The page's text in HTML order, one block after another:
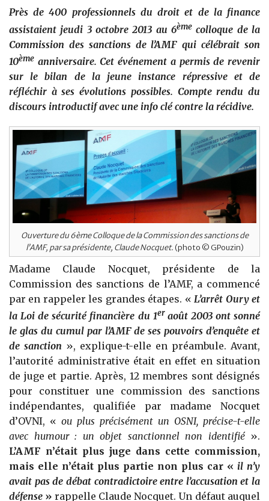
Près de 400 professionnels du droit et de la finance
assistaient jeudi 3 octobre 2013 au 6ème colloque de la
Commission des sanctions de l’AMF qui célébrait son
10ème anniversaire. Cet événement a permis de revenir
sur le bilan de la jeune instance répressive et de
réfléchir à ses évolutions possibles. Compte rendu du
discours introductif avec une info clé contre la récidive.
Ouverture du 6ème Colloque de la Commission des sanctions de
l’AMF, par sa présidente, Claude Nocquet. (photo © GPouzin)
Madame Claude Nocquet, présidente de la
Commission des sanctions de l’AMF, a commencé
par en rappeler les grandes étapes. «L’arrêt Oury et
la Loi de sécurité financière du 1eraoût 2003 ont sonné
le glas du cumul par l’AMF de ses pouvoirs d’enquête et
de sanction », explique-t-elle en préambule. Avant,
l’autorité administrative était en effet en situation
de juge et partie. Après, 12 membres sont désignés
pour constituer une commission des sanctions
indépendantes, qualifiée par madame Nocquet
d’OVNI, « ou plus précisément un OSNI, précise-t-elle
avec humour : un objet sanctionnel non identifié».
L’AMF n’était plus juge dans cette commission,
mais elle n’était plus partie non plus car « il n’y
avait pas de débat contradictoire entre l’accusation et la
défense » rappelle Claude Nocquet. Un défaut auquel